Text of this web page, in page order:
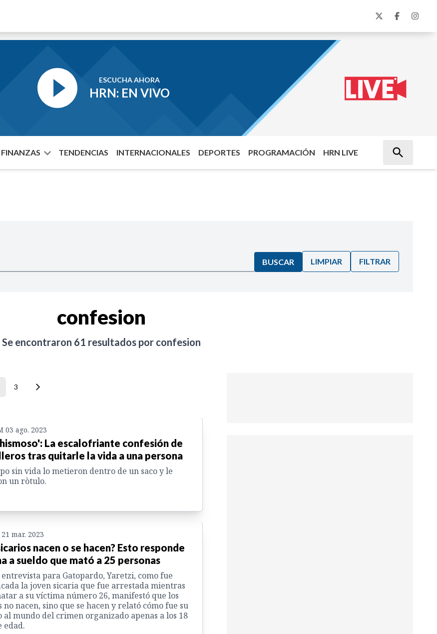
ESCUCHA AHORA
HRN: EN VIVO
TENDENCIAS INTERNACIONALES DEPORTES PROGRAMACIÓN HRN LIVE
BUSCAR LIMPIAR FILTRAR
confesion
Se encontraron 61 resultados por confesion
3
03 ago. 2023
La escalofriante confesión de
tras quitarle la vida a una persona
sin vida lo metieron dentro de un saco y le
un ròtulo.
mar. 2023
nacen o se hacen? Esto responde
a sueldo que mató a 25 personas
para Gatopardo, Yaretzi, como fue
la joven sicaria que fue arrestada mientras
a su víctima número 26, manifestó que los
no nacen, sino que se hacen y relató cómo fue su
al mundo del crimen organizado apenas a los 18
edad.